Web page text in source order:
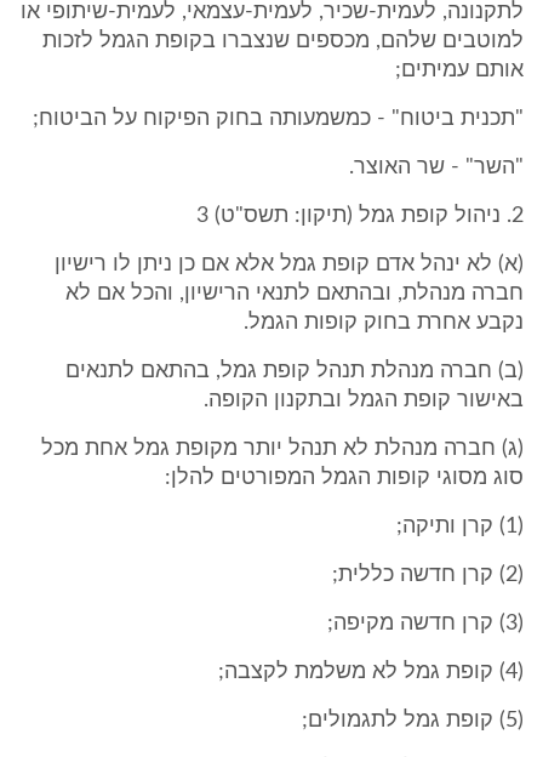
לתקנונה, לעמית-שכיר, לעמית-עצמאי, לעמית-שיתופי או
למוטבים שלהם, מכספים שנצברו בקופת הגמל לזכות
אותם עמיתים;
"תכנית ביטוח" - כמשמעותה בחוק הפיקוח על הביטוח;
"השר" - שר האוצר.
2. ניהול קופת גמל (תיקון: תשס"ט) 3
(א) לא ינהל אדם קופת גמל אלא אם כן ניתן לו רישיון
חברה מנהלת, ובהתאם לתנאי הרישיון, והכל אם לא
נקבע אחרת בחוק קופות הגמל.
(ב) חברה מנהלת תנהל קופת גמל, בהתאם לתנאים
באישור קופת הגמל ובתקנון הקופה.
(ג) חברה מנהלת לא תנהל יותר מקופת גמל אחת מכל
סוג מסוגי קופות הגמל המפורטים להלן:
(1) קרן ותיקה;
(2) קרן חדשה כללית;
(3) קרן חדשה מקיפה;
(4) קופת גמל לא משלמת לקצבה;
(5) קופת גמל לתגמולים;